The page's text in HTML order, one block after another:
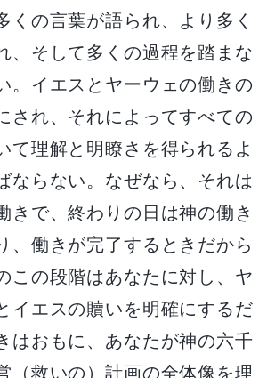
くの言葉が語られ、より多く
、そして多くの過程を踏まな
。イエスとヤーウェの働きの
され、それによってすべての
て理解と明瞭さを得られるよ
ならない。なぜなら、それは
きで、終わりの日は神の働き
、働きが完了するときだから
この段階はあなたに対し、ヤ
イエスの贖いを明確にするだ
はおもに、あなたが神の六千
（救いの）計画の全体像を理